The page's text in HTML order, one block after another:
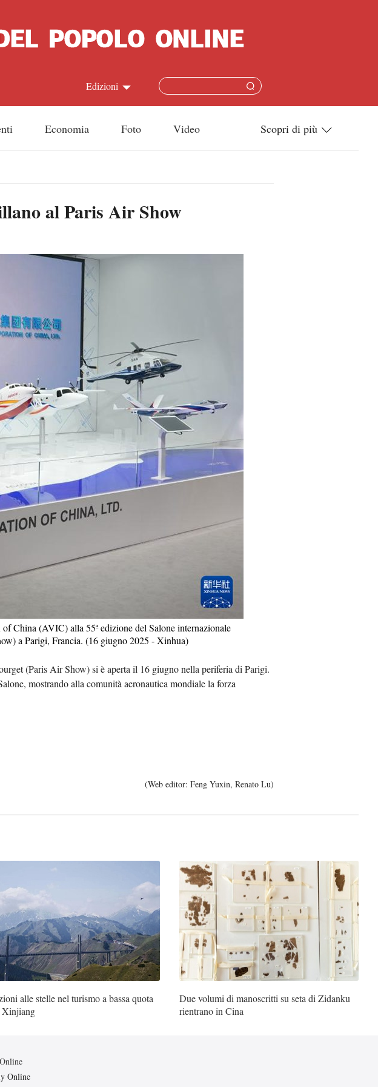
Edizioni
Français
Русский
عربي
Deutsch
Português
Kiswahili
Қазақ тілі
ภาษาไทย
Bahasa Melayu
हिन्दी
Economia Foto Video Scopri di più
al Paris Air Show
China (AVIC) alla 55ª edizione del Salone internazionale
a Parigi, Francia. (16 giugno 2025 - Xinhua)
(Paris Air Show) si è aperta il 16 giugno nella periferia di Parigi.
mostrando alla comunità aeronautica mondiale la forza
(Web editor: Feng Yuxin, Renato Lu)
alle stelle nel turismo a bassa quota
Xinjiang
Due volumi di manoscritti su seta di Zidanku
rientrano in Cina
Online